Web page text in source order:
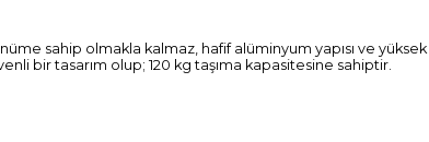
sahip olmakla kalmaz, hafif alüminyum yapısı ve
bir tasarım olup; 120 kg taşıma kapasitesine sahiptir.